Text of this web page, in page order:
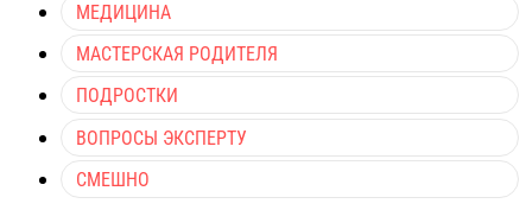
МЕДИЦИНА
МАСТЕРСКАЯ РОДИТЕЛЯ
ПОДРОСТКИ
ВОПРОСЫ ЭКСПЕРТУ
СМЕШНО